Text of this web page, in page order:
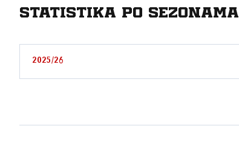
Statistika po sezonama
2025/26